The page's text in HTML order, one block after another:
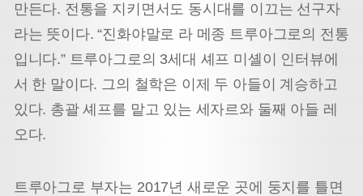
만든다. 전통을 지키면서도 동시대를 이끄는 선구자
라는 뜻이다. “진화야말로 라 메종 트루아그로의 전통
입니다.” 트루아그로의 3세대 셰프 미셸이 인터뷰에
서 한 말이다. 그의 철학은 이제 두 아들이 계승하고
있다. 총괄 셰프를 맡고 있는 세자르와 둘째 아들 레
오다.
트루아그로 부자는 2017년 새로운 곳에 둥지를 틀면